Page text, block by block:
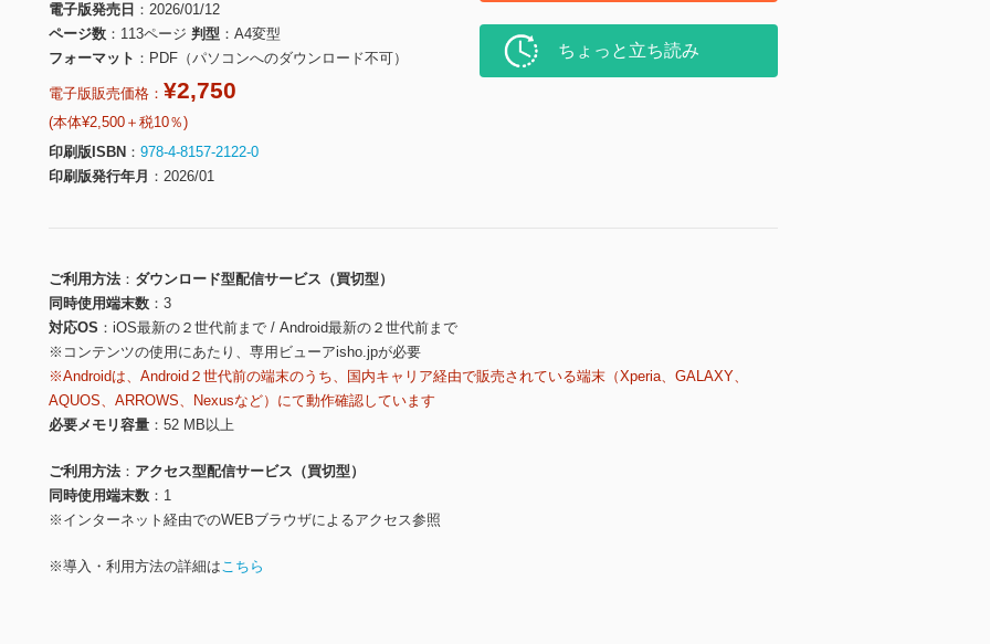
電子版発売日
2026/01/12
ページ数
113ページ 判型
A4変型
フォーマット
PDF（パソコンへのダウンロード不可）
電子版販売価格： ¥2,750
(本体¥2,500＋税10％)
印刷版ISBN
978-4-8157-2122-0
印刷版発行年月
2026/01
ちょっと立ち読み
ご利用方法
ダウンロード型配信サービス（買切型）
同時使用端末数
3
対応OS
iOS最新の２世代前まで / Android最新の２世代前まで
※コンテンツの使用にあたり、専用ビューアisho.jpが必要
※Androidは、Android２世代前の端末のうち、国内キャリア経由で販売されている端末（Xperia、GALAXY、
AQUOS、ARROWS、Nexusなど）にて動作確認しています
必要メモリ容量
52 MB以上
ご利用方法
アクセス型配信サービス（買切型）
同時使用端末数
1
※インターネット経由でのWEBブラウザによるアクセス参照
※導入・利用方法の詳細はこちら